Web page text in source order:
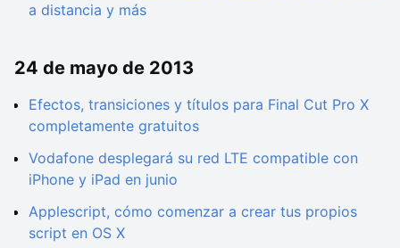
a distancia y más
24 de mayo de 2013
Efectos, transiciones y títulos para Final Cut Pro X
completamente gratuitos
Vodafone desplegará su red LTE compatible con
iPhone y iPad en junio
Applescript, cómo comenzar a crear tus propios
script en OS X